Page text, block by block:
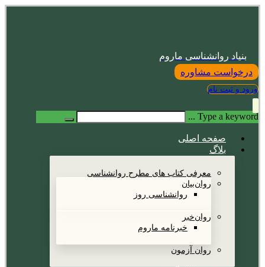
بنیاد روانشناسی ماروم
درخواست مشاوره
ورود و ثبت نام
Type a keyword ...
صفحه اصلی
بلاگ
معرفی کتاب های مطرح روانشناسی
روان‌بیان
روانشناسی روز
روان‌خبر
خبرنامه ماروم
روان آزمون